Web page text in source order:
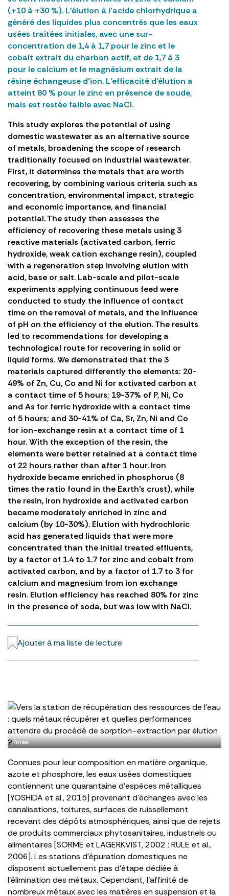
(+10 à +30 %). L’élution à l’acide chlorhydrique a
généré des liquides plus concentrés que les eaux
usées traitées initiales, avec une sur-
concentration de 1,4 à 1,7 pour le zinc et le
cobalt extrait du charbon actif, et de 1,7 à 3
pour le calcium et le magnésium extrait de la
résine échangeuse d’ion. L’efficacité d’élution a
atteint 80 % pour le zinc en présence de soude,
mais est restée faible avec NaCl.
This study explores the potential of using
domestic wastewater as an alternative source
of metals, broadening the scope of research
traditionally focused on industrial wastewater.
First, it determines the metals that are worth
recovering, by combining various criteria such as
concentration, environmental impact, strategic
and economic importance, and financial
potential. The study then assesses the
efficiency of recovering these metals using 3
reactive materials (activated carbon, ferric
hydroxide, weak cation exchange resin), coupled
with a regeneration step involving elution with
acid, base or salt. Lab-scale and pilot-scale
experiments applying continuous feed were
conducted to study the influence of contact
time on the removal of metals, and the influence
of pH on the efficiency of the elution. The results
led to recommendations for developing a
technological route for recovering in solid or
liquid forms. We demonstrated that the 3
materials captured differently the elements: 20-
49% of Zn, Cu, Co and Ni for activated carbon at
a contact time of 5 hours; 19-37% of P, Ni, Co
and As for ferric hydroxide with a contact time
of 5 hours; and 30-41% of Ca, Sr, Zn, Ni and Co
for ion-exchange resin at a contact time of 1
hour. With the exception of the resin, the
elements were better retained at a contact time
of 22 hours rather than after 1 hour. Iron
hydroxide became enriched in phosphorus (8
times the ratio found in the Earth’s crust), while
the resin, iron hydroxide and activated carbon
became moderately enriched in zinc and
calcium (by 10-30%). Elution with hydrochloric
acid has generated liquids that were more
concentrated than the initial treated effluents,
by a factor of 1.4 to 1.7 for zinc and cobalt from
activated carbon, and by a factor of 1.7 to 3 for
calcium and magnesium from ion exchange
resin. Elution efficiency has reached 80% for zinc
in the presence of soda, but was low with NaCl.
Ajouter à ma liste de lecture
Inrae
Connues pour leur composition en matière organique,
azote et phosphore, les eaux usées domestiques
contiennent une quarantaine d’espèces métalliques
[YOSHIDA et al., 2015] provenant d’échanges avec les
canalisations, toitures, surfaces de ruissellement
recevant des dépôts atmosphériques, ainsi que de rejets
de produits commerciaux phytosanitaires, industriels ou
alimentaires [SORME et LAGERKVIST, 2002 ; RULE et al.,
2006]. Les stations d’épuration domestiques ne
disposent actuellement pas d’étape dédiée à
l’élimination des métaux. Cependant, l’affinité de
nombreux métaux avec les matières en suspension et la